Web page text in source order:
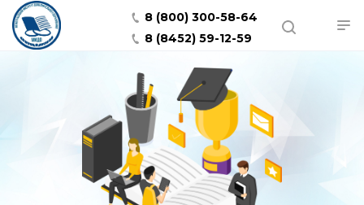
8 (800) 300-58-64
8 (8452) 59-12-59